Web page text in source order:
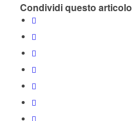
Condividi questo articolo